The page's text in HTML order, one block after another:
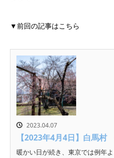
▼前回の記事はこちら
2023.04.07
【2023年4月4日】白馬
暖かい日が続き、東京では例年